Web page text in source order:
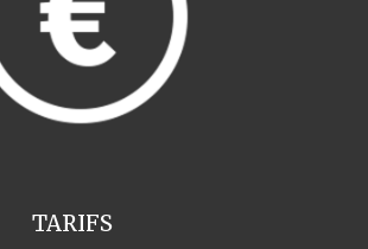
TARIFS